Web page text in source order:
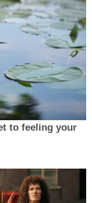
to feeling your